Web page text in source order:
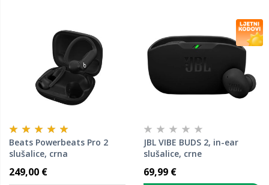
Beats Powerbeats Pro 2
slušalice, crna
249,00 €
JBL VIBE BUDS 2, in-ear
slušalice, crne
69,99 €